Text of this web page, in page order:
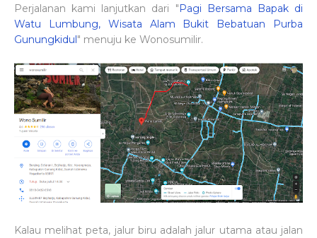
Perjalanan kami lanjutkan dari "Pagi Bersama Bapak di
Watu Lumbung, Wisata Alam Bukit Bebatuan Purba
Gunungkidul" menuju ke Wonosumilir.
Kalau melihat peta, jalur biru adalah jalur utama atau jalan